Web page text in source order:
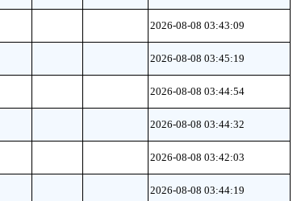
2026-08-08 03:43:09
2026-08-08 03:45:19
2026-08-08 03:44:54
2026-08-08 03:44:32
2026-08-08 03:42:03
2026-08-08 03:44:19